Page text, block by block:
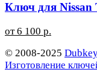
Ключ для Nissan
от 6 100 р.
© 2008-2025 Dubkey
Изготовление